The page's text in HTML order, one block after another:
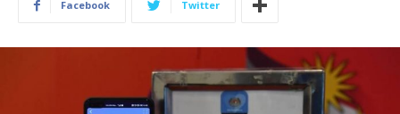
Facebook Twitter